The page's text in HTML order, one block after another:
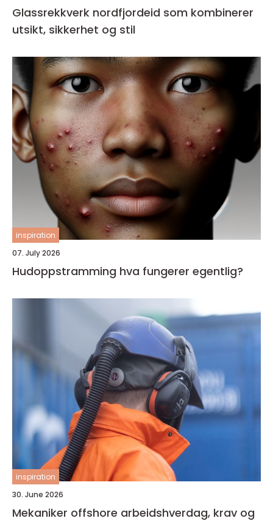
Glassrekkverk nordfjordeid som kombinerer
utsikt, sikkerhet og stil
inspiration
07. July 2026
Hudoppstramming hva fungerer egentlig?
inspiration
30. June 2026
Mekaniker offshore arbeidshverdag, krav og